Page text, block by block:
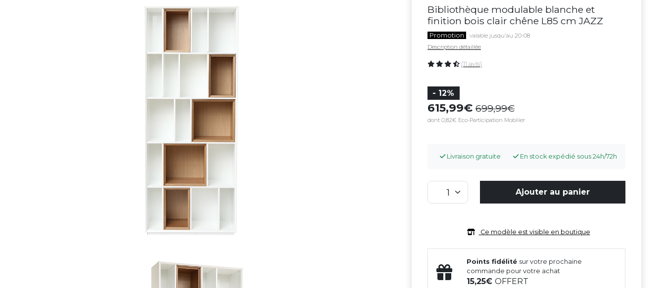
Bibliothèque modulable blanche et
finition bois clair chêne L85 cm JAZZ
Promotion
valable jusqu'au 20-08
Description détaillée
(11 avis)
- 12%
615,99 699,99
dont 0,82€ Eco-Participation Mobilier
Livraison gratuite En stock expédié sous 24h/72h
Ajouter au panier
Ce modèle est visible en boutique
Points fidélité sur votre prochaine
commande pour votre achat
15,25OFFERT